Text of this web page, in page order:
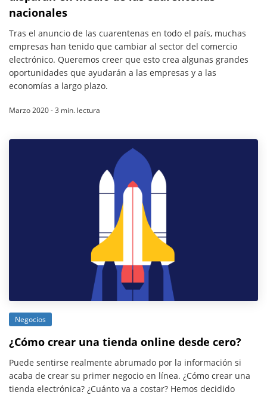
nacionales
Tras el anuncio de las cuarentenas en todo el país, muchas
empresas han tenido que cambiar al sector del comercio
electrónico. Queremos creer que esto crea algunas grandes
oportunidades que ayudarán a las empresas y a las
economías a largo plazo.
Marzo 2020 - 3 min. lectura
Negocios
¿Cómo crear una tienda online desde cero?
Puede sentirse realmente abrumado por la información si
acaba de crear su primer negocio en línea. ¿Cómo crear una
tienda electrónica? ¿Cuánto va a costar? Hemos decidido